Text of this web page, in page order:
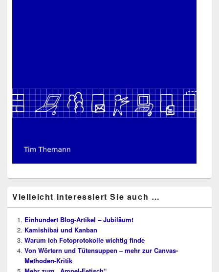
Vielleicht interessiert Sie auch …
Einhundert Blog-Artikel – Jubiläum!
Kamishibai und Kanban
Warum ich Fotoprotokolle wichtig finde
Von Wörtern und Tütensuppen – mehr zur Canvas-
Methoden-Kritik